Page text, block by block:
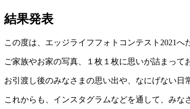
結果発表
この度は、エッジライフフォトコンテスト2021へ
ご家族やお家の写真、１枚１枚に思いが詰まって
お引渡し後のみなさまの思い出や、なにげない日
これからも、インスタグラムなどを通して、みな